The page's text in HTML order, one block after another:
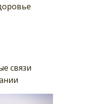
связи